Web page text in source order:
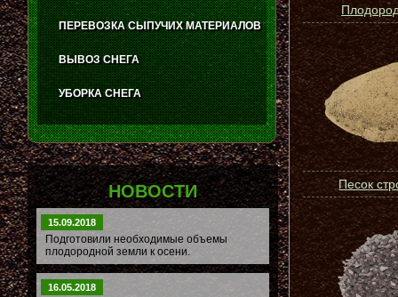
Песок
ПЕРЕВОЗКА СЫПУЧИХ МАТЕРИАЛОВ
ВЫВОЗ СНЕГА
УБОРКА СНЕГА
НОВОСТИ
15.09.2018
Подготовили необходимые объемы
плодородной земли к осени.
16.05.2018